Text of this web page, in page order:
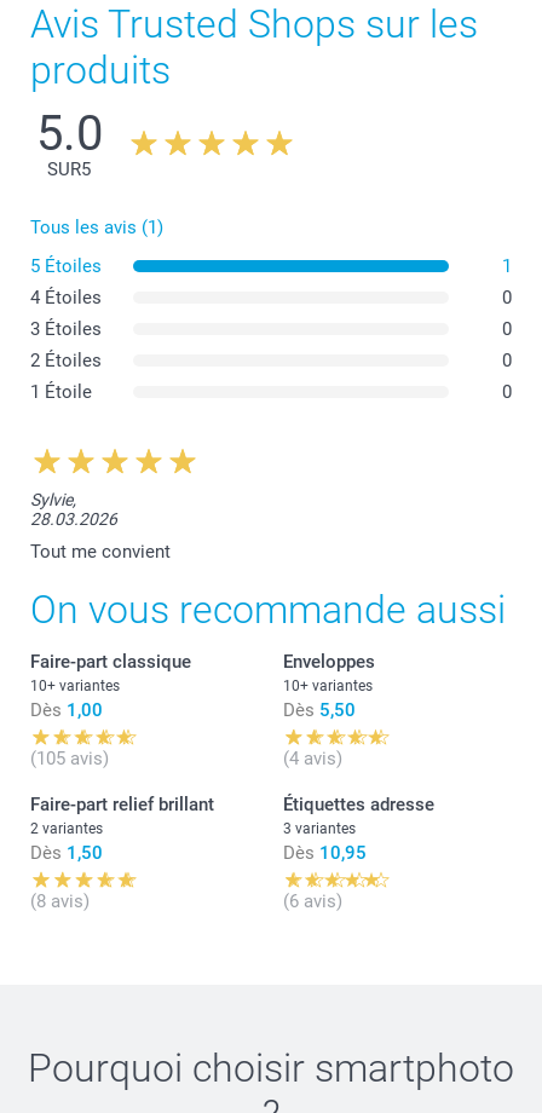
Avis Trusted Shops sur les
produits
5.0
SUR5
Tous les avis (1)
5 Étoiles
1
4 Étoiles
0
3 Étoiles
0
2 Étoiles
0
1 Étoile
0
Sylvie,
28.03.2026
Tout me convient
On vous recommande aussi
Faire-part classique
10+ variantes
Dès 1,00
(105 avis)
Enveloppes
10+ variantes
Dès 5,50
(4 avis)
Faire-part relief brillant
2 variantes
Dès 1,50
(8 avis)
Étiquettes adresse
3 variantes
Dès 10,95
(6 avis)
Pourquoi choisir smartphoto